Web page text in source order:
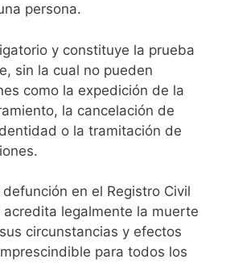
persona.
y constituye la prueba
sin la cual no pueden
como la expedición de la
la cancelación de
o la tramitación de
en el Registro Civil
legalmente la muerte
circunstancias y efectos
para todos los